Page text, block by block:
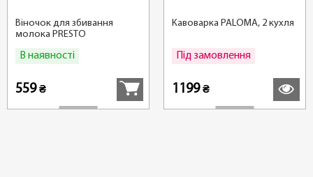
Віночок для збивання
молока PRESTO
В наявності
559₴
Кавоварка PALOMA, 2 кухля
Під замовлення
1199₴